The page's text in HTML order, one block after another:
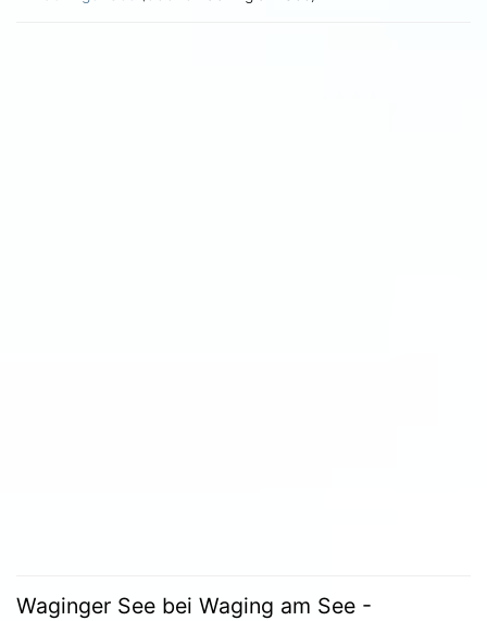
Waginger See bei Waging am See -